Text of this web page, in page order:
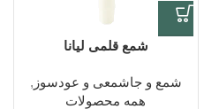
شمع قلمی لیانا
شمع و جاشمعی و عودسوز ,
همه محصولات